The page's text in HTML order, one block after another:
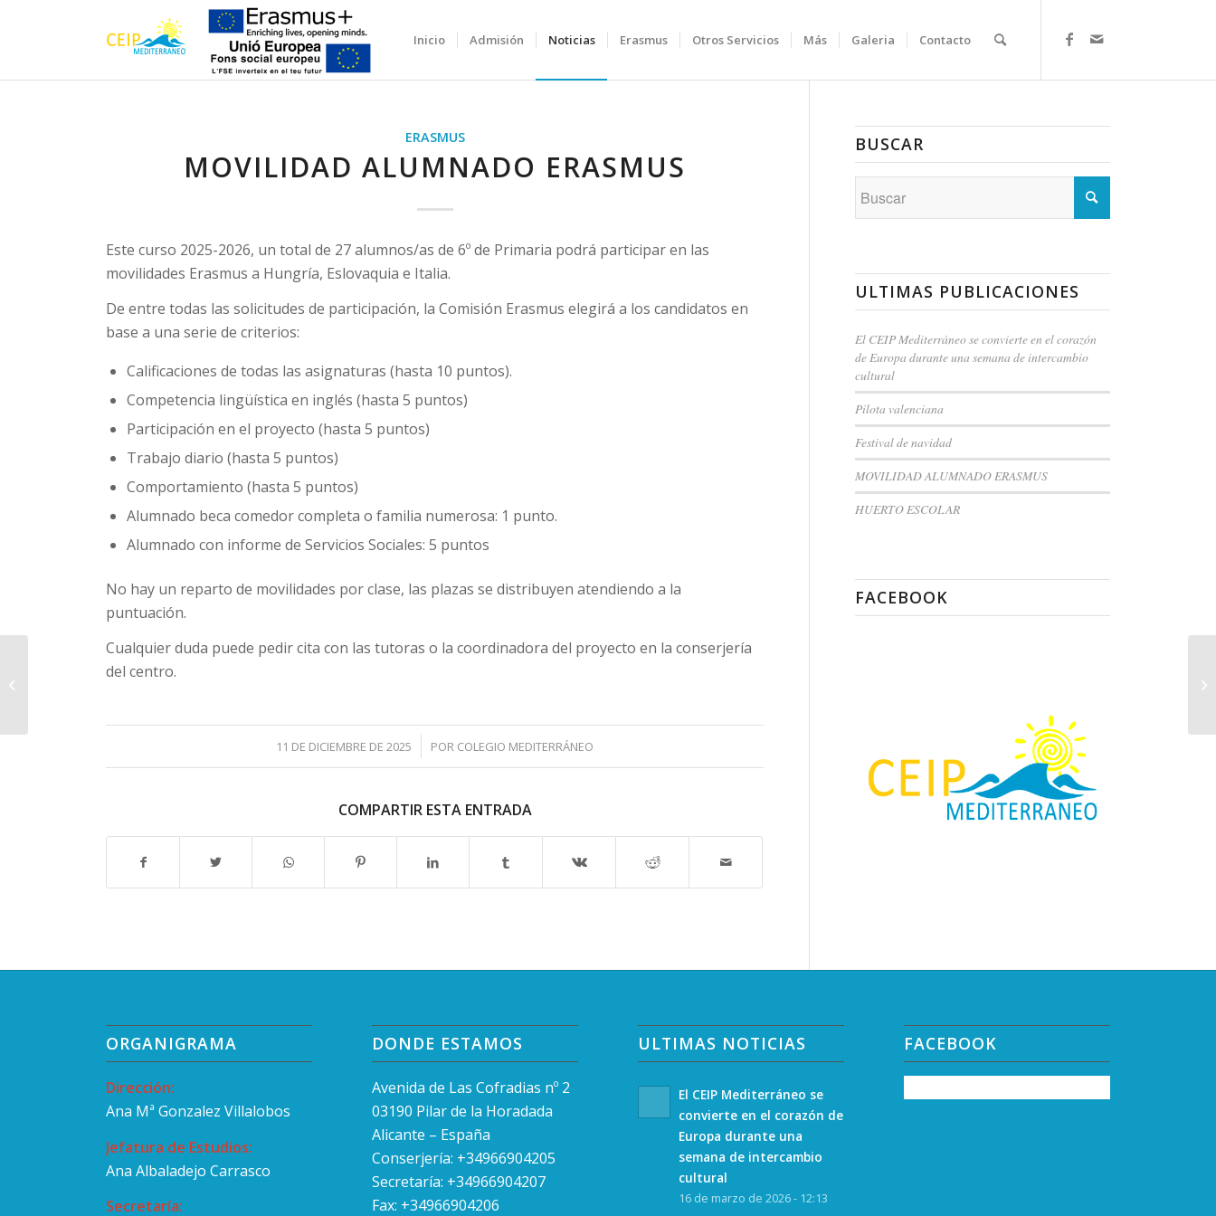
Inicio Admisión Noticias Erasmus Otros Servicios Más Galeria Contacto
ERASMUS
MOVILIDAD ALUMNADO ERASMUS
Este curso 2025-2026, un total de 27 alumnos/as de 6º de Primaria podrá participar en las
movilidades Erasmus a Hungría, Eslovaquia e Italia.
De entre todas las solicitudes de participación, la Comisión Erasmus elegirá a los candidatos en
base a una serie de criterios:
Calificaciones de todas las asignaturas (hasta 10 puntos).
Competencia lingüística en inglés (hasta 5 puntos)
Participación en el proyecto (hasta 5 puntos)
Trabajo diario (hasta 5 puntos)
Comportamiento (hasta 5 puntos)
Alumnado beca comedor completa o familia numerosa: 1 punto.
Alumnado con informe de Servicios Sociales: 5 puntos
No hay un reparto de movilidades por clase, las plazas se distribuyen atendiendo a la
puntuación.
Cualquier duda puede pedir cita con las tutoras o la coordinadora del proyecto en la conserjería
del centro.
11 DE DICIEMBRE DE 2025
/ POR COLEGIO MEDITERRÁNEO
COMPARTIR ESTA ENTRADA
BUSCAR
ULTIMAS PUBLICACIONES
El CEIP Mediterráneo se convierte en el corazón
de Europa durante una semana de intercambio
cultural
Pilota valenciana
Festival de navidad
MOVILIDAD ALUMNADO ERASMUS
HUERTO ESCOLAR
FACEBOOK
ORGANIGRAMA
Dirección:
Ana Mª Gonzalez Villalobos
Jefatura de Estudios:
Ana Albaladejo Carrasco
Secretaría:
DONDE ESTAMOS
Avenida de Las Cofradias nº 2
03190 Pilar de la Horadada
Alicante – España
Conserjería: +34966904205
Secretaría: +34966904207
Fax: +34966904206
ULTIMAS NOTICIAS
El CEIP Mediterráneo se
convierte en el corazón de
Europa durante una
semana de intercambio
cultural
16 de marzo de 2026 - 12:13
FACEBOOK